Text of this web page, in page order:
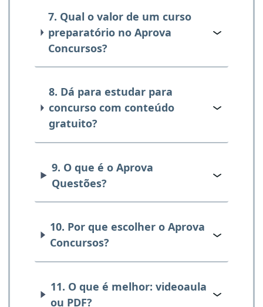
7. Qual o valor de um curso
preparatório no Aprova
Concursos?
8. Dá para estudar para
concurso com conteúdo
gratuito?
9. O que é o Aprova
Questões?
10. Por que escolher o Aprova
Concursos?
11. O que é melhor: videoaula
ou PDF?